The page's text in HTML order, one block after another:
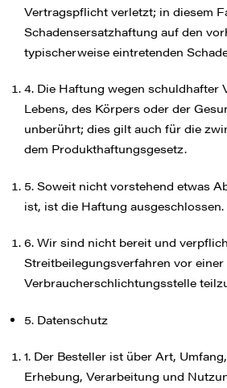
Vertragspflicht verletzt; in diesem
Schadensersatzhaftung auf den
typischerweise eintretenden
4. Die Haftung wegen schuldhafter
Lebens, des Körpers oder der
unberührt; dies gilt auch für die
dem Produkthaftungsgesetz.
5. Soweit nicht vorstehend etwas
ist, ist die Haftung ausgeschlossen.
6. Wir sind nicht bereit und
Streitbeilegungsverfahren vor einer
Verbraucherschlichtungsstelle
5. Datenschutz
1. Der Besteller ist über Art,
Erhebung, Verarbeitung und